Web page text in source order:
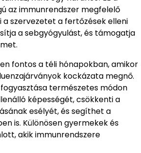
az immunrendszer megfelelő
a szervezetet a fertőzések elleni
a sebgyógyulást, és támogatja
fontos a téli hónapokban, amikor
kockázata megnő.
természetes módon
képességét, csökkenti a
esélyét, és segíthet a
is. Különösen gyermekek és
akik immunrendszere